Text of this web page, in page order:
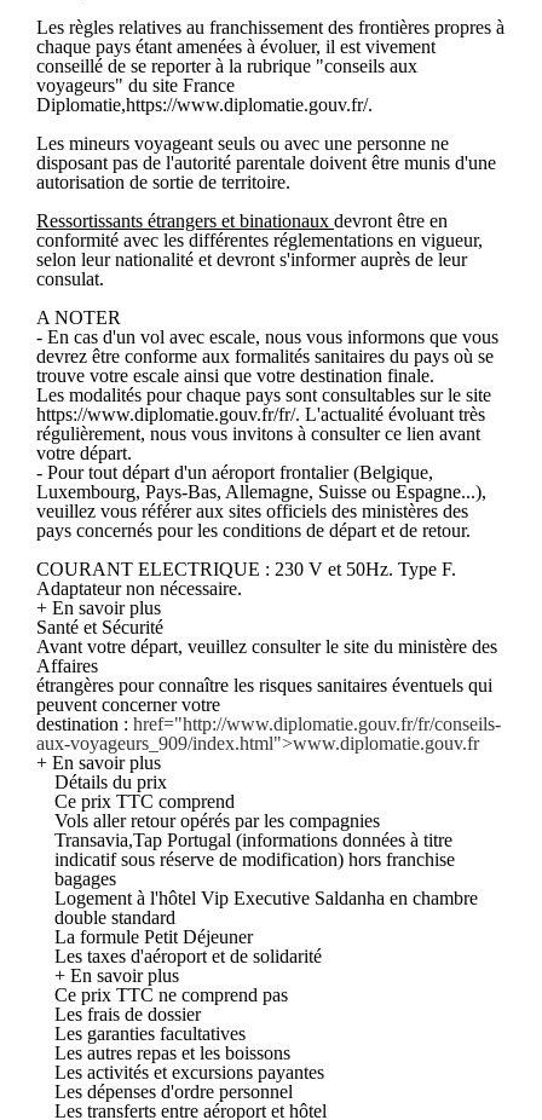
Les règles relatives au franchissement des frontières propres à
chaque pays étant amenées à évoluer, il est vivement
conseillé de se reporter à la rubrique "conseils aux
voyageurs" du site France
Diplomatie,https://www.diplomatie.gouv.fr/.
Les mineurs voyageant seuls ou avec une personne ne
disposant pas de l'autorité parentale doivent être munis d'une
autorisation de sortie de territoire.
Ressortissants étrangers et binationaux devront être en
conformité avec les différentes réglementations en vigueur,
selon leur nationalité et devront s'informer auprès de leur
consulat.
A NOTER
- En cas d'un vol avec escale, nous vous informons que vous
devrez être conforme aux formalités sanitaires du pays où se
trouve votre escale ainsi que votre destination finale.
Les modalités pour chaque pays sont consultables sur le site
https://www.diplomatie.gouv.fr/fr/. L'actualité évoluant très
régulièrement, nous vous invitons à consulter ce lien avant
votre départ.
- Pour tout départ d'un aéroport frontalier (Belgique,
Luxembourg, Pays-Bas, Allemagne, Suisse ou Espagne...),
veuillez vous référer aux sites officiels des ministères des
pays concernés pour les conditions de départ et de retour.
COURANT ELECTRIQUE : 230 V et 50Hz. Type F.
Adaptateur non nécessaire.
+ En savoir plus
Santé et Sécurité
Avant votre départ, veuillez consulter le site du ministère des
Affaires
étrangères pour connaître les risques sanitaires éventuels qui
peuvent concerner votre
destination : href="http://www.diplomatie.gouv.fr/fr/conseils-
aux-voyageurs_909/index.html">www.diplomatie.gouv.fr
+ En savoir plus
Détails du prix
Ce prix TTC comprend
Vols aller retour opérés par les compagnies
Transavia,Tap Portugal (informations données à titre
indicatif sous réserve de modification) hors franchise
bagages
Logement à l'hôtel Vip Executive Saldanha en chambre
double standard
La formule Petit Déjeuner
Les taxes d'aéroport et de solidarité
+ En savoir plus
Ce prix TTC ne comprend pas
Les frais de dossier
Les garanties facultatives
Les autres repas et les boissons
Les activités et excursions payantes
Les dépenses d'ordre personnel
Les transferts entre aéroport et hôtel